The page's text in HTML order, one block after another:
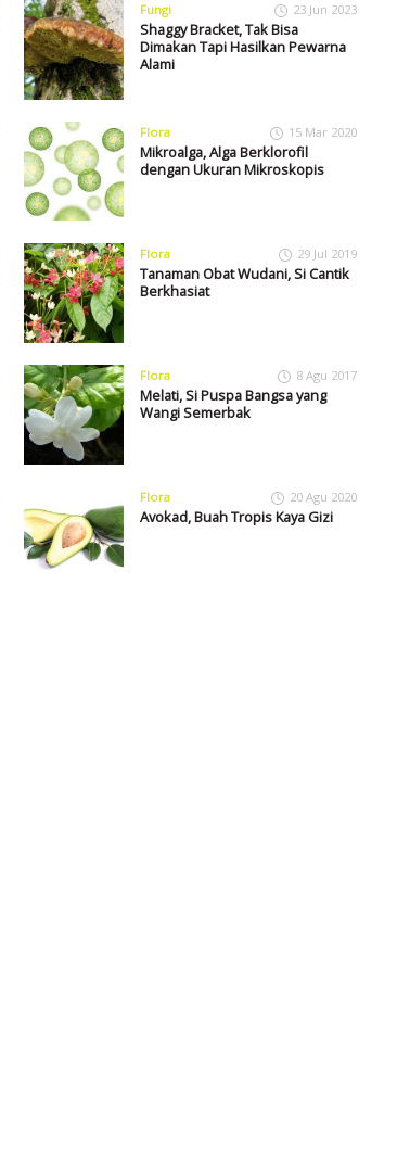
Fungi 23 Jun 2023
Shaggy Bracket, Tak Bisa
Dimakan Tapi Hasilkan Pewarna
Alami
Flora 15 Mar 2020
Mikroalga, Alga Berklorofil
dengan Ukuran Mikroskopis
Flora 29 Jul 2019
Tanaman Obat Wudani, Si Cantik
Berkhasiat
Flora 8 Agu 2017
Melati, Si Puspa Bangsa yang
Wangi Semerbak
Flora 20 Agu 2020
Avokad, Buah Tropis Kaya Gizi